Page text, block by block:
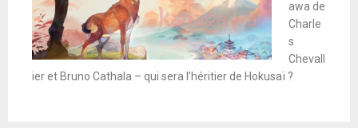
awa de
Charle
s
Chevall
ier et Bruno Cathala – qui sera l’héritier de Hokusaï ?